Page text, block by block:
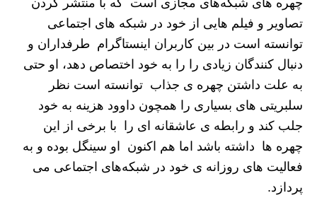
تصاویر و فیلم هایی از خود در شبکه های اجتماعی
توانسته است در بین کاربران اینستاگرام طرفداران و
دنبال کنندگان زیادی را را به خود اختصاص دهد، او حتی
به علت داشتن چهره ی جذاب توانسته است نظر
سلبریتی های بسیاری را همچون داوود هزینه به خود
جلب کند و رابطه ی عاشقانه ای را با برخی از این
چهره ها داشته باشد اما هم اکنون او سینگل بوده و به
فعالیت های روزانه ی خود در شبکه‌های اجتماعی می
پردازد.